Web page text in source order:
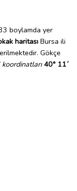
boylamda yer
haritası Bursa ili
Gökçe
40° 11´